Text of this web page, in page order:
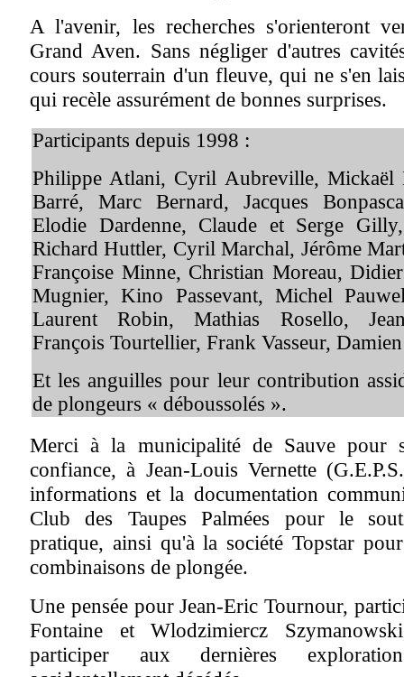
A l'avenir, les recherches s'orienteront
Grand Aven. Sans négliger d'autres
cours souterrain d'un fleuve, qui ne s'en
qui recèle assurément de bonnes surprises.
Participants depuis 1998 :
Philippe Atlani, Cyril Aubreville, Mickaël
Barré, Marc Bernard, Jacques
Elodie Dardenne, Claude et Serge
Richard Huttler, Cyril Marchal, Jérôme
Françoise Minne, Christian Moreau,
Mugnier, Kino Passevant, Michel
Laurent Robin, Mathias Rosello,
François Tourtellier, Frank Vasseur,
Et les anguilles pour leur contribution
de plongeurs « déboussolés ».
Merci à la municipalité de Sauve pour
confiance, à Jean-Louis Vernette
informations et la documentation
Club des Taupes Palmées pour le
pratique, ainsi qu'à la société Topstar
combinaisons de plongée.
Une pensée pour Jean-Eric Tournour,
Fontaine et Wlodzimiercz
participer aux dernières